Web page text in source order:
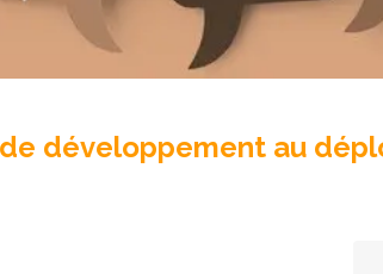
développement au